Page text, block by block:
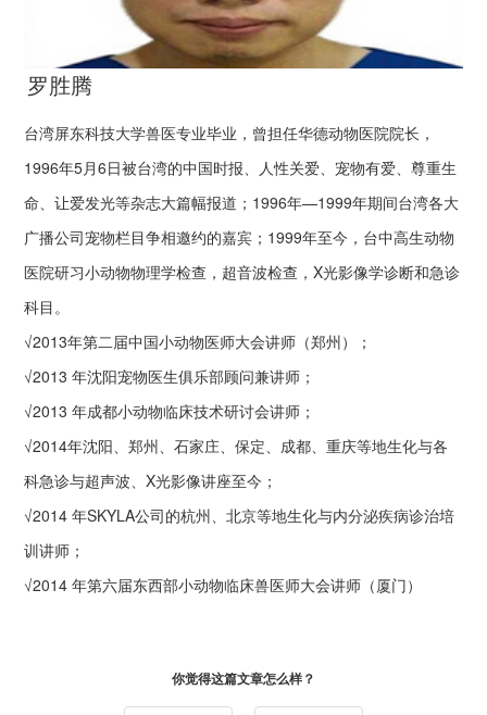
罗胜腾
台湾屏东科技大学兽医专业毕业，曾担任华德动物医院院长，
1996年5月6日被台湾的中国时报、人性关爱、宠物有爱、尊重生
命、让爱发光等杂志大篇幅报道；1996年—1999年期间台湾各大
广播公司宠物栏目争相邀约的嘉宾；1999年至今，台中高生动物
医院研习小动物物理学检查，超音波检查，X光影像学诊断和急诊
科目。
√2013年第二届中国小动物医师大会讲师（郑州）；
√2013 年沈阳宠物医生俱乐部顾问兼讲师；
√2013 年成都小动物临床技术研讨会讲师；
√2014年沈阳、郑州、石家庄、保定、成都、重庆等地生化与各
科急诊与超声波、X光影像讲座至今；
√2014 年SKYLA公司的杭州、北京等地生化与内分泌疾病诊治培
训讲师；
√2014 年第六届东西部小动物临床兽医师大会讲师（厦门）
你觉得这篇文章怎么样？